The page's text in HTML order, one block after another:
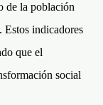
de la población
Estos indicadores
que el
social